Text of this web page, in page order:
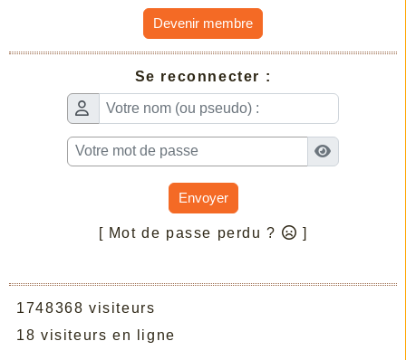
Devenir membre
Se reconnecter :
Envoyer
[ Mot de passe perdu ? ]
1748368 visiteurs
18 visiteurs en ligne